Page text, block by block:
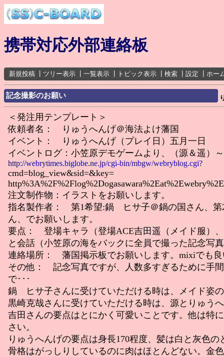
携帯対応外部連絡板
新規投稿 ツリー表示 一覧表示 トピック表示 検索 設定 ホー
記念撮影のお願い
＜発注用テンプレート＞
依頼者名： りゅうへんげ＠海法よけ藩国
イベント： りゅうへんげ（プレイ日）五月一日
イベントログ：小笠原デモゲームより、（源＆遥
http://webrytimes.biglobe.ne.jp/cgi-bin/mbgw/webryblog.cgi?
cmd=blog_view&sid=&key=
注文制作物：イラストをお願いします。
指名製作者： 第1希望:鍋 ヒサ子＠鍋の国さん、第
ん、でお願いします。
要点： 登場キャラ（登場ACE吉田遥（メイド服）
と会話（小笠原の海をバックに全員で撮った記念写
連絡場所： 藩国掲示板でお願いします。mixiでも良
その他： 記念写真ですが、人数多すぎるために手
で･･･
鍋 ヒサ子さんに受けていただける時は、メイド姿
黒崎克哉さんに受けていただける時は、源とりゅう
吉田さんの要点はとにかく可愛いことです。他は特
さい。
りゅうへんげの要点は身長170程度、髪は白と灰色
骨格はがっしりしているのに肉はほとんどない。金